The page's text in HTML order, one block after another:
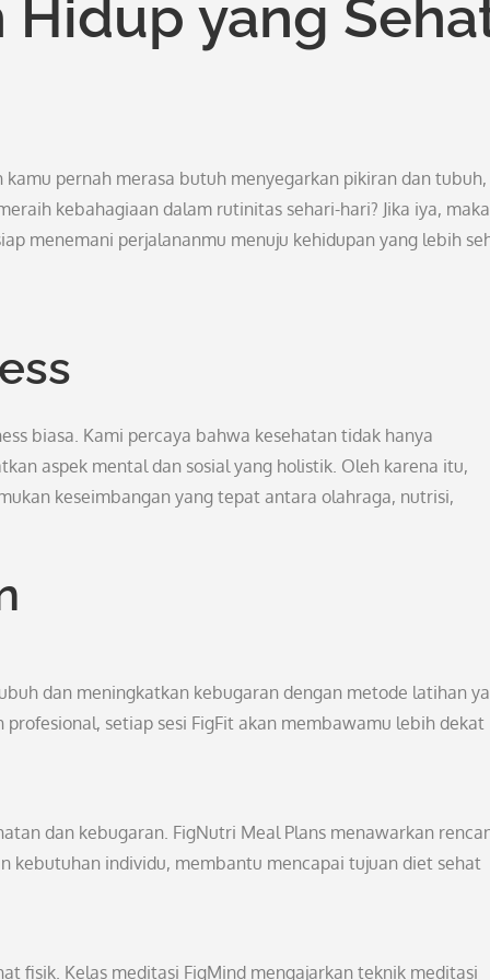
yang
pernah merasa butuh menyegarkan pikiran dan tubuh,
kebahagiaan dalam rutinitas sehari-hari? Jika iya, maka
menemani perjalananmu menuju kehidupan yang lebih
biasa. Kami percaya bahwa kesehatan tidak hanya
aspek mental dan sosial yang holistik. Oleh karena itu,
keseimbangan yang tepat antara olahraga, nutrisi,
dan meningkatkan kebugaran dengan metode latihan
setiap sesi FigFit akan membawamu lebih dekat
dan kebugaran. FigNutri Meal Plans menawarkan
kebutuhan individu, membantu mencapai tujuan diet sehat
fisik. Kelas meditasi FigMind mengajarkan teknik meditasi